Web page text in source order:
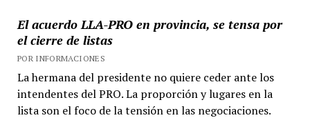
El acuerdo LLA-PRO en provincia, se tensa por
el cierre de listas
POR INFORMACIONES
La hermana del presidente no quiere ceder ante los
intendentes del PRO. La proporción y lugares en la
lista son el foco de la tensión en las negociaciones.